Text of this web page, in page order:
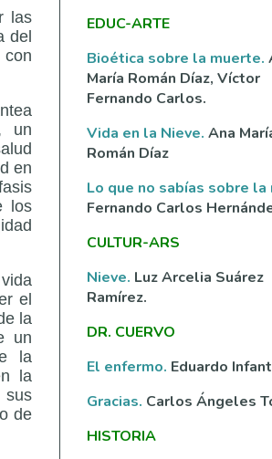
las
del
un
en
los
el
la
un
la
la
de
EDUC-ARTE
Bioética sobre la muerte.
María Román Díaz, Víctor
Fernando Carlos.
Vida en la Nieve. Ana
Román Díaz
Lo que no sabías sobre la
Fernando Carlos
CULTUR-ARS
Nieve. Luz Arcelia Suárez
Ramírez.
DR. CUERVO
El enfermo. Eduardo
Gracias. Carlos Ángeles
HISTORIA